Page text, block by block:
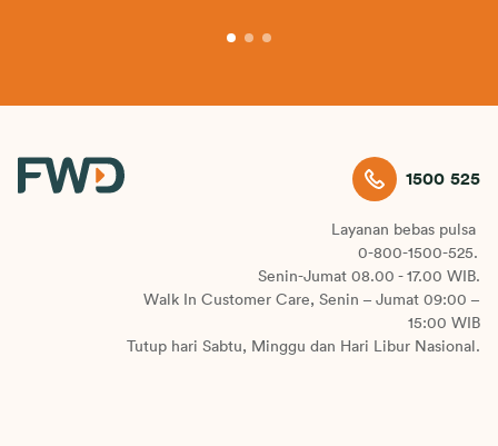
1500 525
Layanan bebas pulsa
0-800-1500-525.
Senin-Jumat 08.00 - 17.00 WIB.
Walk In Customer Care, Senin – Jumat 09:00 –
15:00 WIB
Tutup hari Sabtu, Minggu dan Hari Libur Nasional.